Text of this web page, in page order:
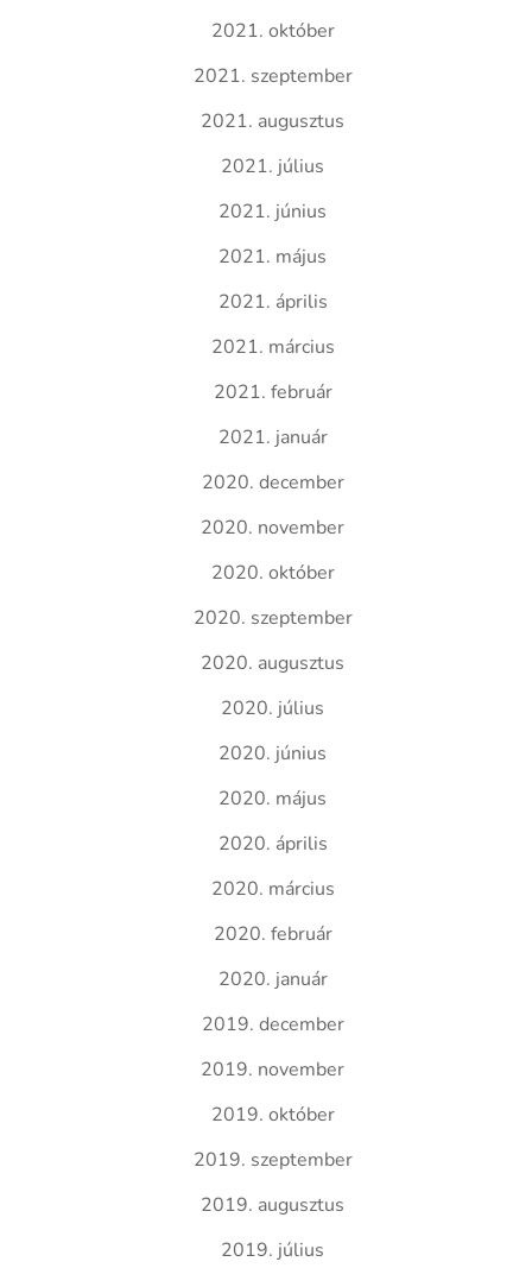
2021. október
2021. szeptember
2021. augusztus
2021. július
2021. június
2021. május
2021. április
2021. március
2021. február
2021. január
2020. december
2020. november
2020. október
2020. szeptember
2020. augusztus
2020. július
2020. június
2020. május
2020. április
2020. március
2020. február
2020. január
2019. december
2019. november
2019. október
2019. szeptember
2019. augusztus
2019. július